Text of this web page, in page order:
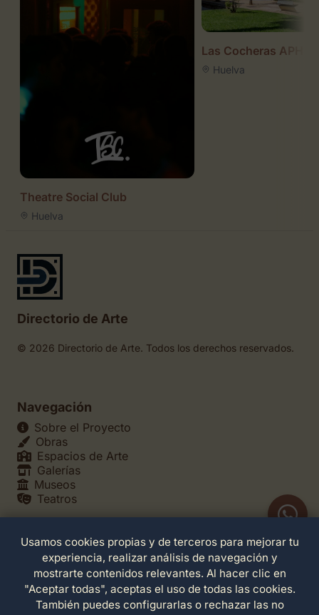
Theatre Social Club
Huelva
Las Cocheras APH
Huelva
Directorio de Arte
© 2026 Directorio de Arte. Todos los derechos reservados.
Navegación
Sobre el Proyecto
Obras
Espacios de Arte
Galerías
Museos
Teatros
Legales
Política de Privacidad
Política de Cookies
Configuración de Cookies
Términos de Servicio
Usamos cookies propias y de terceros para mejorar tu
experiencia, realizar análisis de navegación y
mostrarte contenidos relevantes. Al hacer clic en
"Aceptar todas", aceptas el uso de todas las cookies.
También puedes configurarlas o rechazar las no